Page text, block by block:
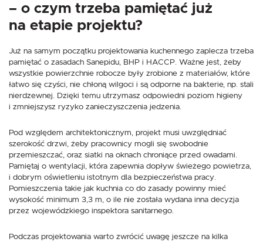
– o czym trzeba pamiętać już
na etapie projektu?
Już na samym początku projektowania kuchennego zaplecza trzeba
pamiętać o zasadach Sanepidu, BHP i HACCP. Ważne jest, żeby
wszystkie powierzchnie robocze były zrobione z materiałów, które
łatwo się czyści, nie chłoną wilgoci i są odporne na bakterie, np. stali
nierdzewnej. Dzięki temu utrzymasz odpowiedni poziom higieny
i zmniejszysz ryzyko zanieczyszczenia jedzenia.
Pod względem architektonicznym, projekt musi uwzględniać
szerokość drzwi, żeby pracownicy mogli się swobodnie
przemieszczać, oraz siatki na oknach chroniące przed owadami.
Pamiętaj o wentylacji, która zapewnia dopływ świeżego powietrza,
i dobrym oświetleniu istotnym dla bezpieczeństwa pracy.
Pomieszczenia takie jak kuchnia co do zasady powinny mieć
wysokość minimum 3,3 m, o ile nie została wydana inna decyzja
przez wojewódzkiego inspektora sanitarnego.
Podczas projektowania warto zwrócić uwagę jeszcze na kilka